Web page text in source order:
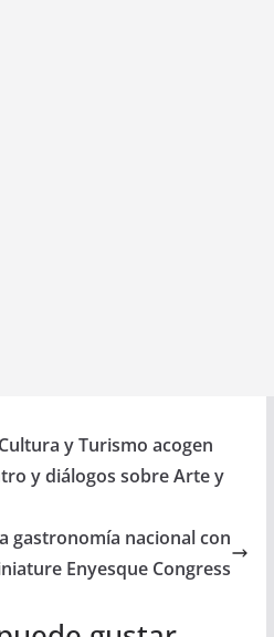
y Turismo acogen
y diálogos sobre Arte y
gastronomía nacional con
Enyesque Congress